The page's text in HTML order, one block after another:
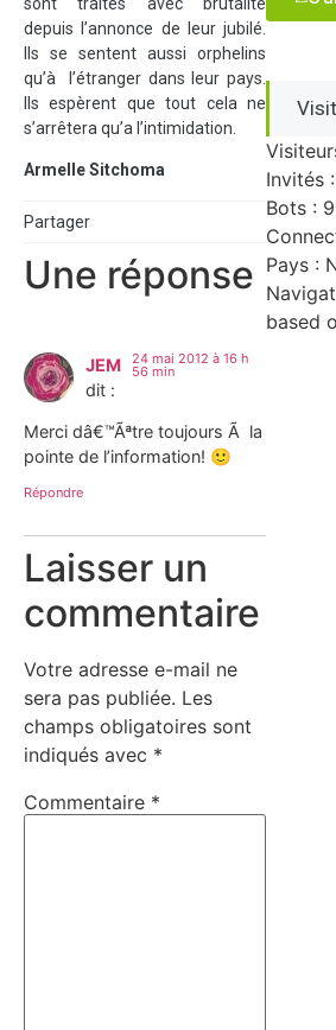
depuis l’annonce de leur jubilé.
Ils se sentent aussi orphelins
qu’à l’étranger dans leur pays.
Ils espèrent que tout cela ne
s’arrêtera qu’a l’intimidation.
Armelle Sitchoma
Partager
Une réponse
JEM
dit :
24 mai 2012 à 16 h
56 min
Merci dâ€™Ãªtre toujours Ã la
pointe de l’information! 🙂
Répondre
Laisser un
commentaire
Votre adresse e-mail ne
sera pas publiée. Les
champs obligatoires sont
indiqués avec *
Commentaire *
Invités
Bots :
Pays :
based